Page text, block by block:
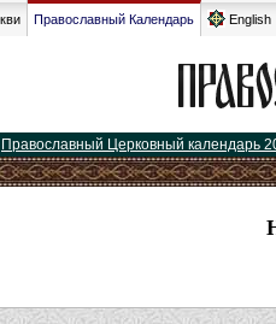
Православный Календарь English
Православный Церковный календарь